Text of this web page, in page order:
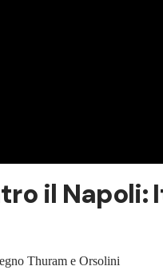
il
Thuram e Orsolini